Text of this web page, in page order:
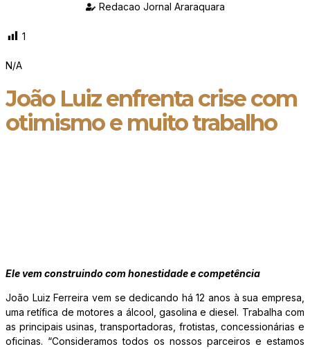
Redacao Jornal Araraquara
1
N/A
João Luiz enfrenta crise com
otimismo e muito trabalho
Ele vem construindo com honestidade e competência
João Luiz Ferreira vem se dedicando há 12 anos à sua empresa,
uma retífica de motores a álcool, gasolina e diesel. Trabalha com
as principais usinas, transportadoras, frotistas, concessionárias e
oficinas. “Consideramos todos os nossos parceiros e estamos